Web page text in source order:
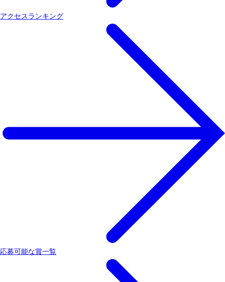
アクセスランキング
応募可能な賞一覧